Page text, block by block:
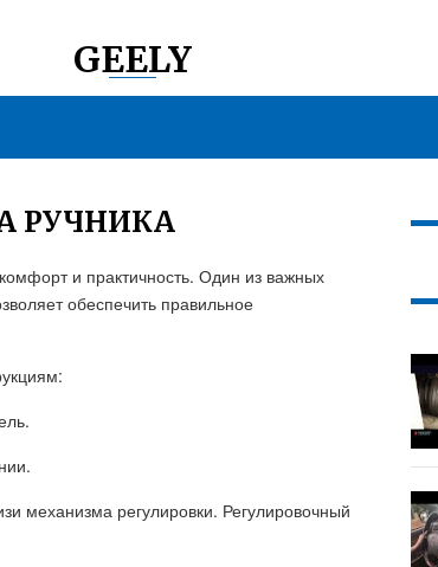
GEELY
РУЧНИКА
и практичность. Один из важных
обеспечить правильное
механизма регулировки. Регулировочный